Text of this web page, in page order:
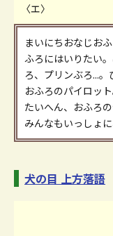
〈エ〉
まいにちおなじお
ふろにはいりたい
ろ、プリンぶろ...
おふろのパイロッ
たいへん、おふろ
みんなもいっしょ
犬の目 上方落語